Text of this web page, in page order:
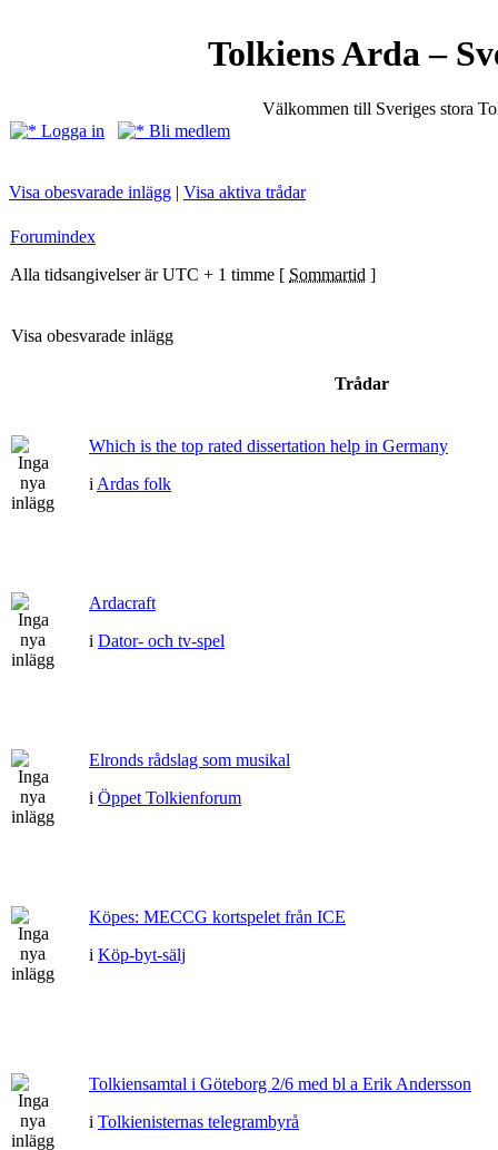
Tolkiens Arda –
Välkommen till Sveriges stora
Logga in
Bli medlem
Visa obesvarade inlägg | Visa aktiva trådar
Forumindex
Alla tidsangivelser är UTC + 1 timme [ Sommartid ]
Visa obesvarade inlägg
Trådar
Which is the top rated dissertation help in Germany
i Ardas folk
Ardacraft
i Dator- och tv-spel
Elronds rådslag som musikal
i Öppet Tolkienforum
Köpes: MECCG kortspelet från ICE
i Köp-byt-sälj
Tolkiensamtal i Göteborg 2/6 med bl a Erik Andersson
i Tolkienisternas telegrambyrå